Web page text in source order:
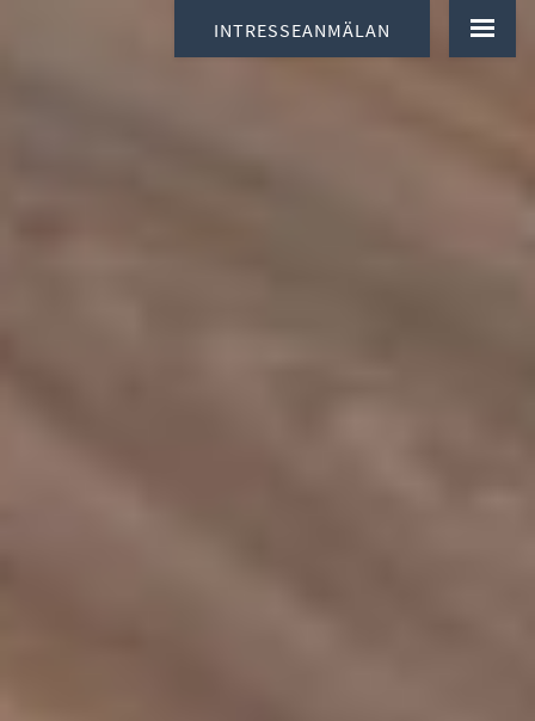
INTRESSEANMÄLAN